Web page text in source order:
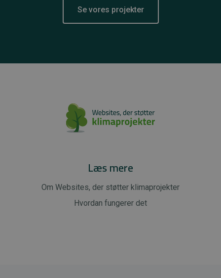
Se vores projekter
Læs mere
Om Websites, der støtter klimaprojekter
Hvordan fungerer det